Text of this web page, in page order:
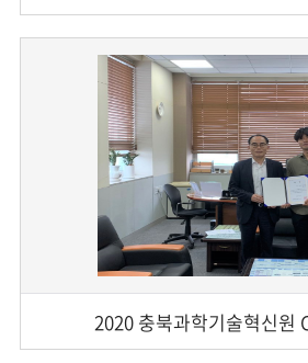
2020 충북과학기술혁신원